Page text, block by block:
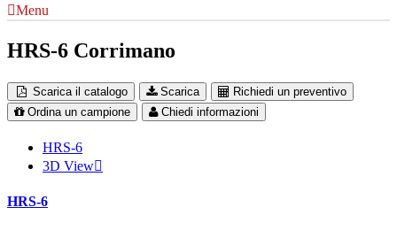
Menu
HRS-6 Corrimano
Scarica il catalogo Scarica
Richiedi un preventivo
Ordina un campione
Chiedi informazioni
HRS-6
3D View
HRS-6